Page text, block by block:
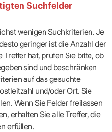
Suchfelder
wenigen Suchkriterien. Je
geringer ist die Anzahl der
Treffer hat, prüfen Sie bitte, ob
sind und beschränken
auf das gesuchte
und/oder Ort. Sie
Wenn Sie Felder freilassen
erhalten Sie alle Treffer, die
erfüllen.